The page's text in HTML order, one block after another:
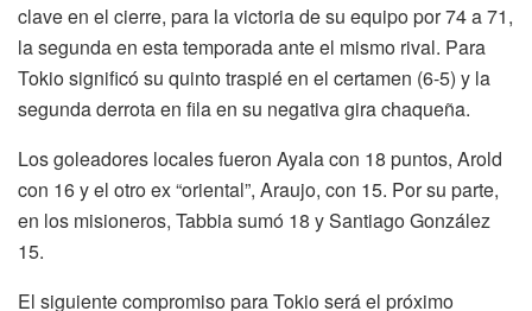
clave en el cierre, para la victoria de su equipo por 74 a 71,
la segunda en esta temporada ante el mismo rival. Para
Tokio significó su quinto traspié en el certamen (6-5) y la
segunda derrota en fila en su negativa gira chaqueña.
Los goleadores locales fueron Ayala con 18 puntos, Arold
con 16 y el otro ex “oriental”, Araujo, con 15. Por su parte,
en los misioneros, Tabbia sumó 18 y Santiago González
15.
El siguiente compromiso para Tokio será el próximo